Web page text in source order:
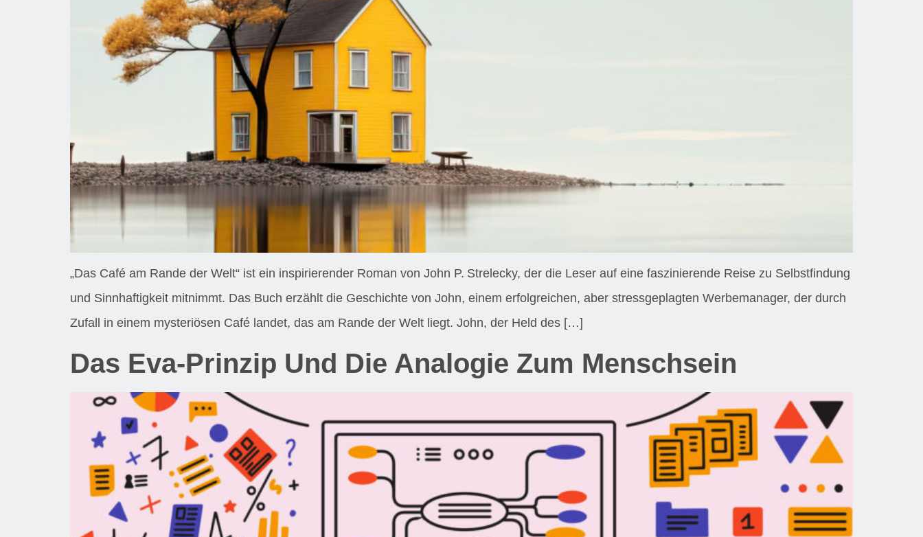
„Das Café am Rande der Welt“ ist ein inspirierender Roman von John P. Strelecky, der die Leser auf eine faszinierende Reise zu Selbstfindung
und Sinnhaftigkeit mitnimmt. Das Buch erzählt die Geschichte von John, einem erfolgreichen, aber stressgeplagten Werbemanager, der durch
Zufall in einem mysteriösen Café landet, das am Rande der Welt liegt. John, der Held des […]
Das Eva-Prinzip Und Die Analogie Zum Menschsein